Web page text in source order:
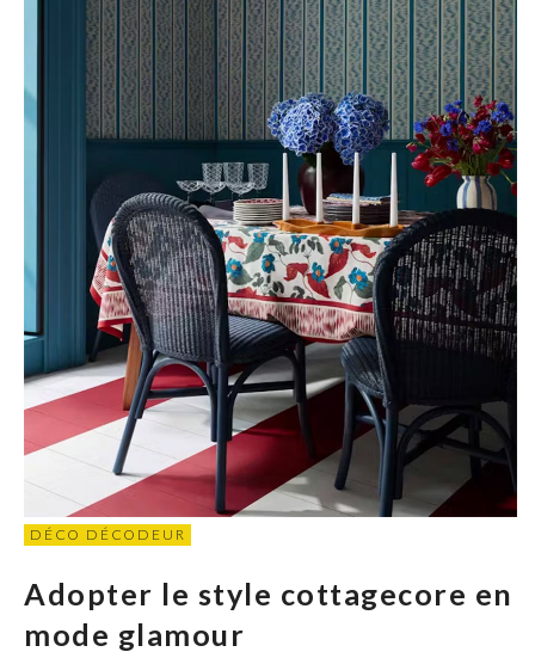
DÉCO DÉCODEUR
Adopter le style cottagecore en
mode glamour